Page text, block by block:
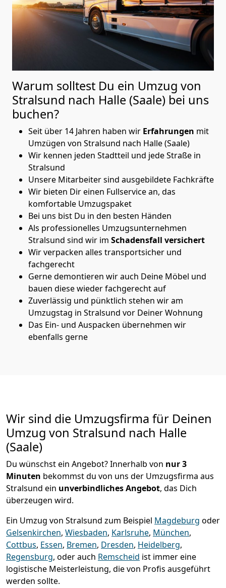
Warum solltest Du ein Umzug von
Stralsund nach Halle (Saale) bei uns
buchen?
Seit über 14 Jahren haben wir Erfahrungen mit
Umzügen von Stralsund nach Halle (Saale)
Wir kennen jeden Stadtteil und jede Straße in
Stralsund
Unsere Mitarbeiter sind ausgebildete Fachkräfte
Wir bieten Dir einen Fullservice an, das
komfortable Umzugspaket
Bei uns bist Du in den besten Händen
Als professionelles Umzugsunternehmen
Stralsund sind wir im Schadensfall versichert
Wir verpacken alles transportsicher und
fachgerecht
Gerne demontieren wir auch Deine Möbel und
bauen diese wieder fachgerecht auf
Zuverlässig und pünktlich stehen wir am
Umzugstag in Stralsund vor Deiner Wohnung
Das Ein- und Auspacken übernehmen wir
ebenfalls gerne
Wir sind die Umzugsfirma für Deinen
Umzug von Stralsund nach Halle
(Saale)
Du wünschst ein Angebot? Innerhalb von nur 3
Minuten bekommst du von uns der Umzugsfirma aus
Stralsund ein unverbindliches Angebot, das Dich
überzeugen wird.
Ein Umzug von Stralsund zum Beispiel Magdeburg oder
Gelsenkirchen, Wiesbaden, Karlsruhe, München,
Cottbus, Essen, Bremen, Dresden, Heidelberg,
Regensburg, oder auch Remscheid ist immer eine
logistische Meisterleistung, die von Profis ausgeführt
werden sollte.